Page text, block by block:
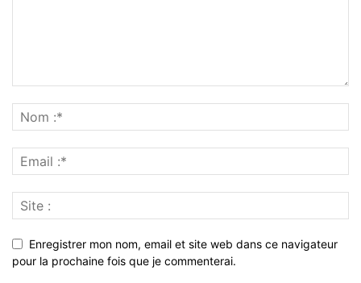
Enregistrer mon nom, email et site web dans ce navigateur
pour la prochaine fois que je commenterai.